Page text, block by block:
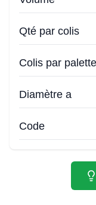
Qté par colis
Colis par palette
Diamètre a
Code